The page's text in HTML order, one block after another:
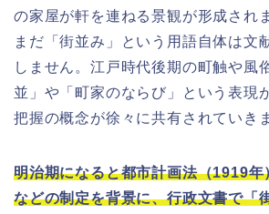
の家屋が軒を連ねる景観が形成され
まだ「街並み」という用語自体は文
しません。江戸時代後期の町触や風
並」や「町家のならび」という表現
把握の概念が徐々に共有されていき
明治期になると都市計画法（1919年
などの制定を背景に、行政文書で「